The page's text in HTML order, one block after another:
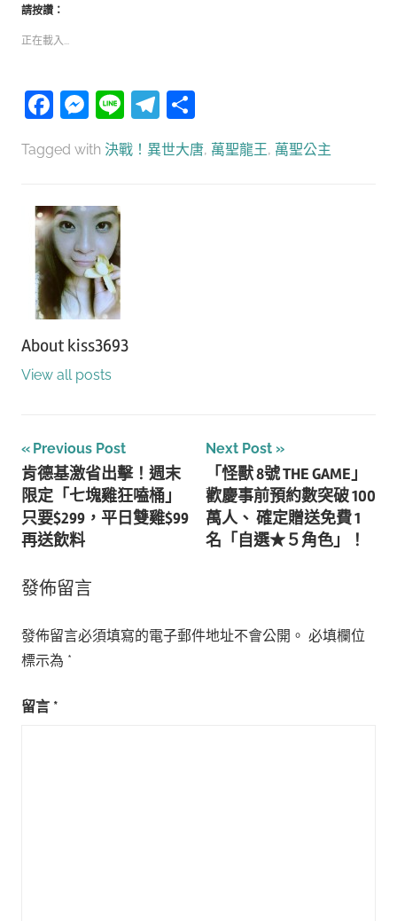
請按讚：
正在載入...
Facebook
Messenger
LineTelegram
Tagged with 決戰！異世大唐, 萬聖龍王, 萬聖公主
About kiss3693
View all posts
文
章
導
覽
Previous Post
肯德基激省出擊！週末
限定「七塊雞狂嗑桶」
只要$299，平日雙雞$99
再送飲料
Next Post
「怪獸 8號 THE GAME」
歡慶事前預約數突破 100
萬人、 確定贈送免費 1
名「自選★５角色」！
發佈留言
發佈留言必須填寫的電子郵件地址不會公開。 必填欄位
標示為 *
留言 *